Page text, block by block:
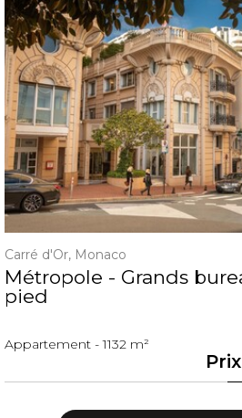
Carré d'Or, Monaco
Métropole - Grands
pied
Appartement - 1132 m²